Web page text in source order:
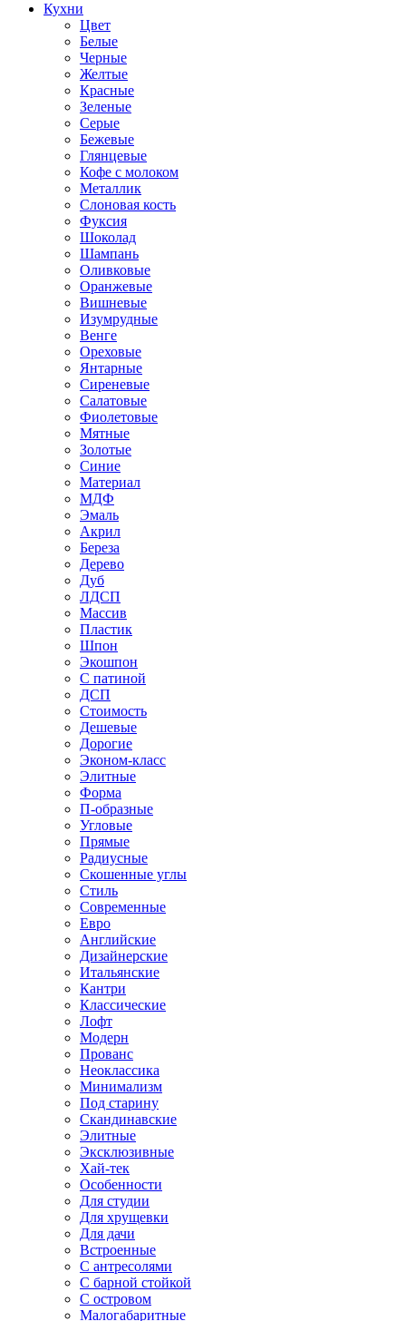
Кухни
Цвет
Белые
Черные
Желтые
Красные
Зеленые
Серые
Бежевые
Глянцевые
Кофе с молоком
Металлик
Слоновая кость
Фуксия
Шоколад
Шампань
Оливковые
Оранжевые
Вишневые
Изумрудные
Венге
Ореховые
Янтарные
Сиреневые
Салатовые
Фиолетовые
Мятные
Золотые
Синие
Материал
МДФ
Эмаль
Акрил
Береза
Дерево
Дуб
ЛДСП
Массив
Пластик
Шпон
Экошпон
С патиной
ДСП
Стоимость
Дешевые
Дорогие
Эконом-класс
Элитные
Форма
П-образные
Угловые
Прямые
Радиусные
Скошенные углы
Стиль
Современные
Евро
Английские
Дизайнерские
Итальянские
Кантри
Классические
Лофт
Модерн
Прованс
Неоклассика
Минимализм
Под старину
Скандинавские
Элитные
Эксклюзивные
Хай-тек
Особенности
Для студии
Для хрущевки
Для дачи
Встроенные
С антресолями
С барной стойкой
С островом
Малогабаритные